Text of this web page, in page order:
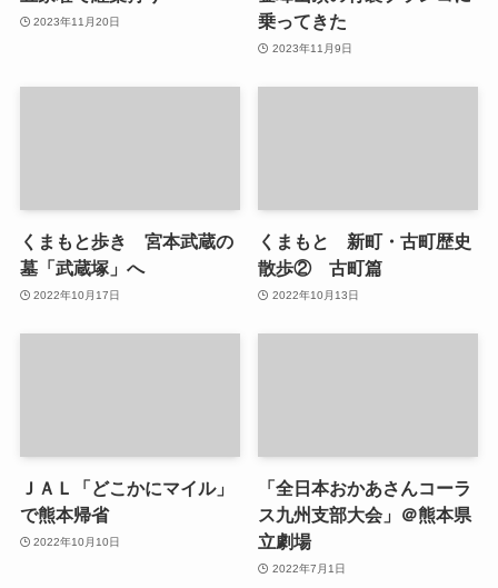
2023年11月20日
乗ってきた
2023年11月9日
くまもと歩き 宮本武蔵の
墓「武蔵塚」へ
2022年10月17日
くまもと 新町・古町歴史
散歩② 古町篇
2022年10月13日
ＪＡＬ「どこかにマイル」
で熊本帰省
2022年10月10日
「全日本おかあさんコーラ
ス九州支部大会」＠熊本県
立劇場
2022年7月1日